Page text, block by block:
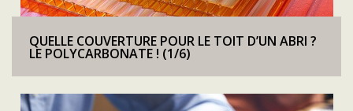
QUELLE COUVERTURE POUR LE TOIT D’UN ABRI ?
LE POLYCARBONATE ! (1/6)